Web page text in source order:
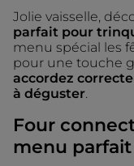
Jolie vaisselle,
parfait pour
menu spécial les
pour une touche
accordez
à déguster.
Four
menu parfait